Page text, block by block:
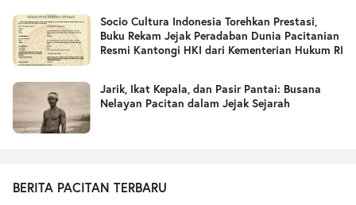
Socio Cultura Indonesia Torehkan Prestasi,
Buku Rekam Jejak Peradaban Dunia Pacitanian
Resmi Kantongi HKI dari Kementerian Hukum RI
Jarik, Ikat Kepala, dan Pasir Pantai: Busana
Nelayan Pacitan dalam Jejak Sejarah
BERITA PACITAN TERBARU